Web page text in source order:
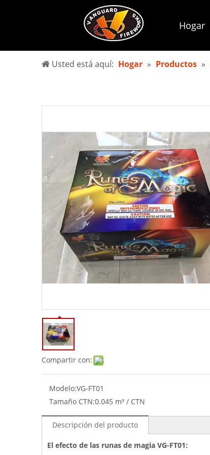
Hogar
Usted está aquí: Hogar » Productos »
Compartir con:
Modelo:VG-FT01
Tamaño CTN:0.045 m³ / CTN
Descripción del producto
El efecto de las runas de magia VG-FT01: